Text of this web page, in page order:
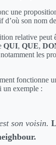
une
d’où son nom
relative peut
QUI, QUE,
les
fonctionne
un exemple :
son voisin.